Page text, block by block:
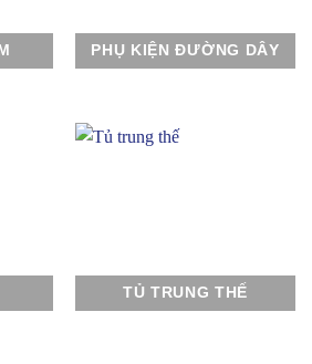
PHỤ KIỆN ĐƯỜNG DÂY
TỦ TRUNG THẾ